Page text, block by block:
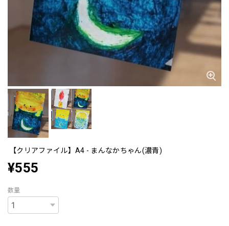
【クリアファイル】A4 - まんなかちゃん(濃青)
¥555
数量